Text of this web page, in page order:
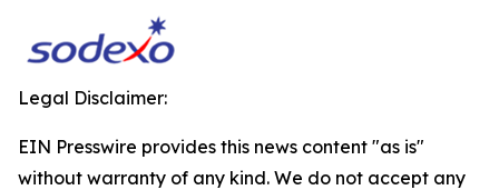
Legal Disclaimer:
EIN Presswire provides this news content "as is"
without warranty of any kind. We do not accept any